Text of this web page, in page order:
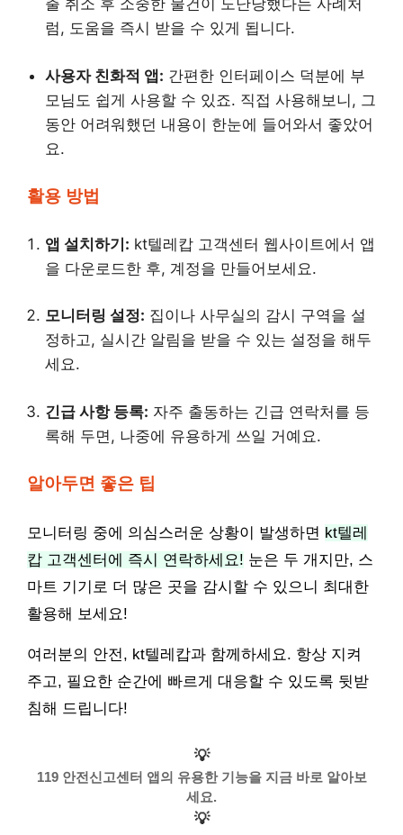
출 취소 후 소중한 물건이 도난당했다는 사례처
럼, 도움을 즉시 받을 수 있게 됩니다.
사용자 친화적 앱: 간편한 인터페이스 덕분에 부
모님도 쉽게 사용할 수 있죠. 직접 사용해보니, 그
동안 어려워했던 내용이 한눈에 들어와서 좋았어
요.
활용 방법
앱 설치하기: kt텔레캅 고객센터 웹사이트에서 앱
을 다운로드한 후, 계정을 만들어보세요.
모니터링 설정: 집이나 사무실의 감시 구역을 설
정하고, 실시간 알림을 받을 수 있는 설정을 해두
세요.
긴급 사항 등록: 자주 출동하는 긴급 연락처를 등
록해 두면, 나중에 유용하게 쓰일 거예요.
알아두면 좋은 팁
모니터링 중에 의심스러운 상황이 발생하면 kt텔레
캅 고객센터에 즉시 연락하세요! 눈은 두 개지만, 스
마트 기기로 더 많은 곳을 감시할 수 있으니 최대한
활용해 보세요!
여러분의 안전, kt텔레캅과 함께하세요. 항상 지켜
주고, 필요한 순간에 빠르게 대응할 수 있도록 뒷받
침해 드립니다!
💡
119 안전신고센터 앱의 유용한 기능을 지금 바로 알아보
세요.
💡